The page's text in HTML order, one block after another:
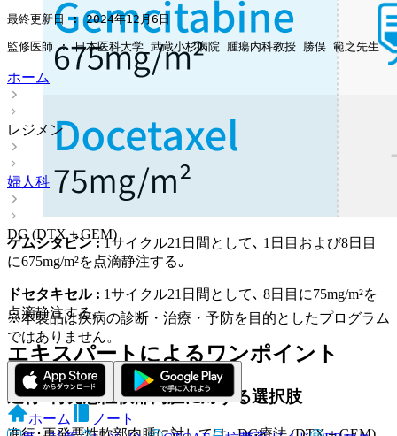
最終更新日 : 2024年12月6日
監修医師 : 日本医科大学 武蔵小杉病院 腫瘍内科教授 勝俣 範之先生
ホーム
レジメン
婦人科
DG (DTX＋GEM)
※本製品は疾病の診断・治療・予防を目的としたプログラム
ではありません。
ホーム
ノート
ゲムシタビン :1サイクル21日間として､ 1日目および8日目
に675mg/m²を点滴静注する｡
ドセタキセル : 1サイクル21日間として､ 8日目に75mg/m²を
点滴静注する｡
エキスパートによるワンポイント
進行･再発悪性軟部肉腫に対する選択肢